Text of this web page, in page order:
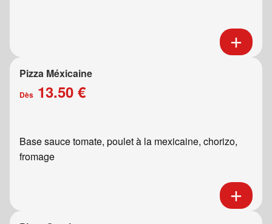
Pizza Méxicaine
Dès 13.50 €
Base sauce tomate, poulet à la mexicaine, chorizo,
fromage